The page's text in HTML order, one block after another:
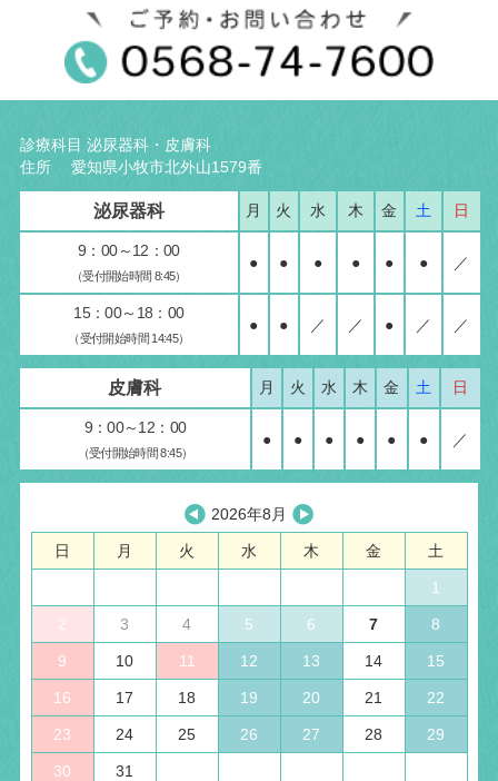
診療科目 泌尿器科・皮膚科
住所 愛知県小牧市北外山1579番
泌尿器科 月 火 水 木 金 土 日
9：00～12：00
（受付開始時間 8:45）
● ● ● ● ● ● ／
15：00～18：00
（受付開始時間 14:45）
● ● ／ ／ ● ／ ／
皮膚科 月 火 水 木 金 土 日
9：00～12：00
（受付開始時間 8:45）
● ● ● ● ● ● ／
2026年8月
日 月 火 水 木 金 土
1
2 3 4 5 6 7 8
9 10 11 12 13 14 15
16 17 18 19 20 21 22
23 24 25 26 27 28 29
30 31